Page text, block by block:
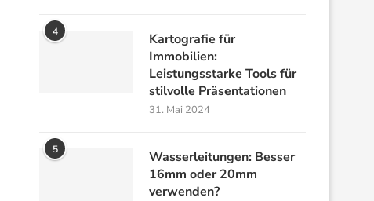
4
Kartografie für
Immobilien:
Leistungsstarke Tools für
stilvolle Präsentationen
31. Mai 2024
5
Wasserleitungen: Besser
16mm oder 20mm
verwenden?